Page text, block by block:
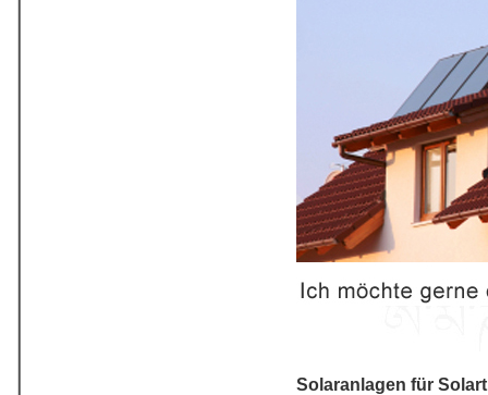
Solaranlagen für